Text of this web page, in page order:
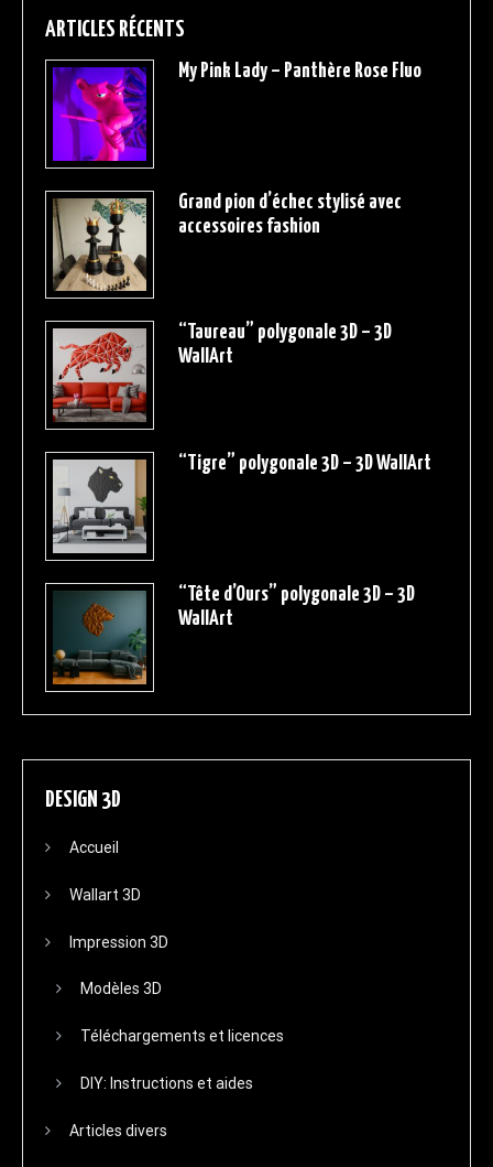
ARTICLES RÉCENTS
My Pink Lady – Panthère Rose Fluo
Grand pion d’échec stylisé avec
accessoires fashion
“Taureau” polygonale 3D – 3D
WallArt
“Tigre” polygonale 3D – 3D WallArt
“Tête d’Ours” polygonale 3D – 3D
WallArt
DESIGN 3D
Accueil
Wallart 3D
Impression 3D
Modèles 3D
Téléchargements et licences
DIY: Instructions et aides
Articles divers